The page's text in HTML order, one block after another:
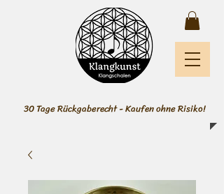
30 Tage Rückgaberecht - Kaufen ohne Risiko!